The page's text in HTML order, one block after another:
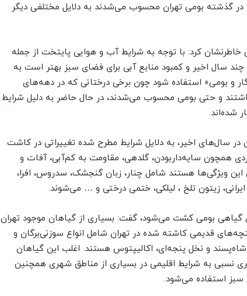
گذشته بومی تهران محسوب می‌شدند به دلایل مختلفی دیگر
خاطرنشان کرد: با توجه به شرایط آب و هوایی پایتخت از جمله
سال اخیر و کمبود منابع آبی برای فضای سبز بهتر است به
و بومی» استفاده شود چون برخی درختانی که در دهه‌های
و حتی بومی محسوب می‌شدند، در حال حاضر به دلیل شرایط
شده‌اند.
سال‌های اخیر، به دلایل شرایط مطرح شده تغییراتی در کاشت
همچون سایه‌داربودن، گلدهی، مقاومت به کم‌آبی، آفات و
این ویژگی‌ها هستند شامل چنار، زبان گنجشک، سدروس، افرا،
ایرانی، زیتون تلخ ، لیلکی، ختمی درختی و … می‌شوند.
گیاهی بومی کشت می‌شود، گفت: بسیاری از گیاهان موجود تهران
قدیمی کاشته شده در تهران شامل انواع سوزنی‌برگان و
شاه‌پسند و نخل پنجه‌ای، اکالیپتوس هستند. اغلب این گیاهان
نسبی به شرایط اقلیمی در بسیاری از مناطق شهری همچنین
سبز استفاده می‌شود.